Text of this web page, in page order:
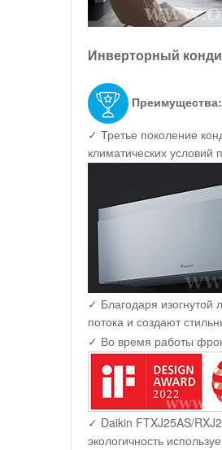
Инверторный
Преимущества:
✓ Третье поколение
климатических условий
✓ Благодаря изогнутой
потока и создают
✓ Во время работы
✓ Daikin FTXJ25AS/
экологичность